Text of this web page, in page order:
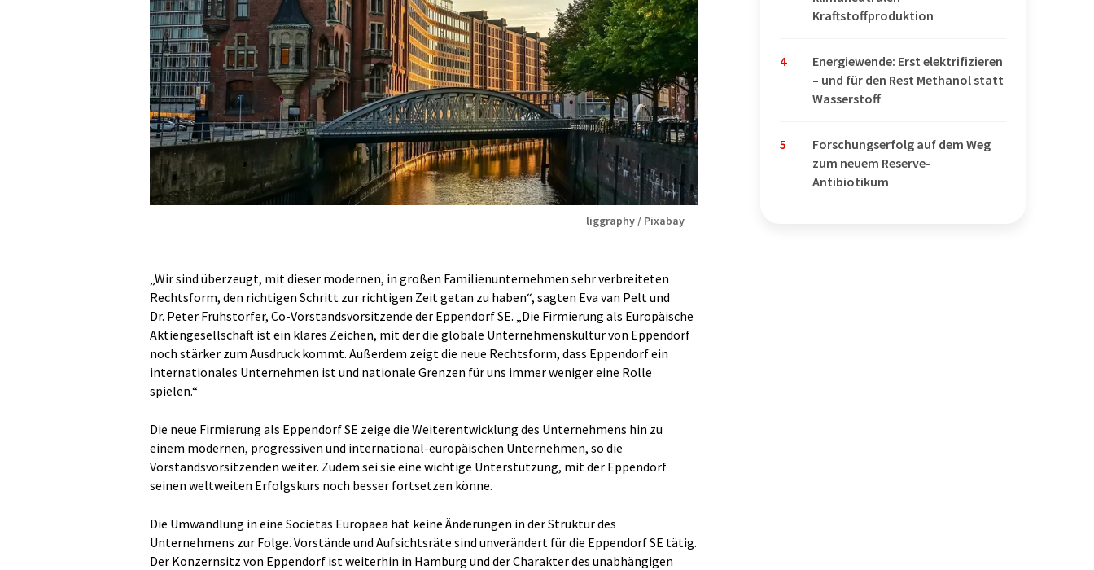
liggraphy / Pixabay
„Wir sind überzeugt, mit dieser modernen, in großen Familienunternehmen sehr verbreiteten
Rechtsform, den richtigen Schritt zur richtigen Zeit getan zu haben“, sagten Eva van Pelt und
Dr. Peter Fruhstorfer, Co-Vorstandsvorsitzende der Eppendorf SE. „Die Firmierung als Europäische
Aktiengesellschaft ist ein klares Zeichen, mit der die globale Unternehmenskultur von Eppendorf
noch stärker zum Ausdruck kommt. Außerdem zeigt die neue Rechtsform, dass Eppendorf ein
internationales Unternehmen ist und nationale Grenzen für uns immer weniger eine Rolle
spielen.“
Die neue Firmierung als Eppendorf SE zeige die Weiterentwicklung des Unternehmens hin zu
einem modernen, progressiven und international-europäischen Unternehmen, so die
Vorstandsvorsitzenden weiter. Zudem sei sie eine wichtige Unterstützung, mit der Eppendorf
seinen weltweiten Erfolgskurs noch besser fortsetzen könne.
Die Umwandlung in eine Societas Europaea hat keine Änderungen in der Struktur des
Unternehmens zur Folge. Vorstände und Aufsichtsräte sind unverändert für die Eppendorf SE tätig.
Der Konzernsitz von Eppendorf ist weiterhin in Hamburg und der Charakter des unabhängigen
Kraftstoffproduktion
4
Energiewende: Erst elektrifizieren
– und für den Rest Methanol statt
Wasserstoff
5
Forschungserfolg auf dem Weg
zum neuem Reserve-
Antibiotikum